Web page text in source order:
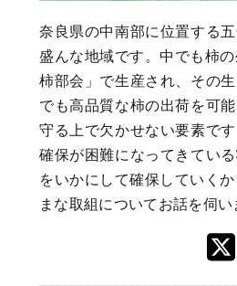
奈良県の中南部に位置する
盛んな地域です。中でも柿
柿部会」で生産され、その
でも高品質な柿の出荷を可
守る上で欠かせない要素で
確保が困難になってきてい
をいかにして確保していく
まな取組についてお話を伺い